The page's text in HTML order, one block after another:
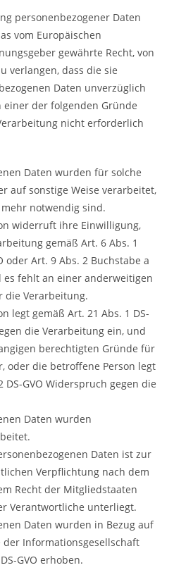
personenbezogener Daten
vom Europäischen
gewährte Recht, von
verlangen, dass die sie
Daten unverzüglich
einer der folgenden Gründe
nicht erforderlich
Daten wurden für solche
auf sonstige Weise verarbeitet,
notwendig sind.
widerruft ihre Einwilligung,
gemäß Art. 6 Abs. 1
oder Art. 9 Abs. 2 Buchstabe a
es fehlt an einer anderweitigen
die Verarbeitung.
legt gemäß Art. 21 Abs. 1 DS-
die Verarbeitung ein, und
berechtigten Gründe für
oder die betroffene Person legt
DS-GVO Widerspruch gegen die
Daten wurden
Daten ist zur
Verpflichtung nach dem
Recht der Mitgliedstaaten
Verantwortliche unterliegt.
Daten wurden in Bezug auf
der Informationsgesellschaft
GVO erhoben.